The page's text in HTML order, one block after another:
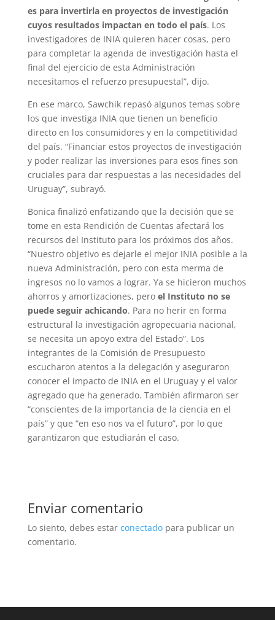
es para invertirla en proyectos de investigación
cuyos resultados impactan en todo el país. Los
investigadores de INIA quieren hacer cosas, pero
para completar la agenda de investigación hasta el
final del ejercicio de esta Administración
necesitamos el refuerzo presupuestal”, dijo.
En ese marco, Sawchik repasó algunos temas sobre
los que investiga INIA que tienen un beneficio
directo en los consumidores y en la competitividad
del país. “Financiar estos proyectos de investigación
y poder realizar las inversiones para esos fines son
cruciales para dar respuestas a las necesidades del
Uruguay”, subrayó.
Bonica finalizó enfatizando que la decisión que se
tome en esta Rendición de Cuentas afectará los
recursos del Instituto para los próximos dos años.
“Nuestro objetivo es dejarle el mejor INIA posible a la
nueva Administración, pero con esta merma de
ingresos no lo vamos a lograr. Ya se hicieron muchos
ahorros y amortizaciones, pero el Instituto no se
puede seguir achicando. Para no herir en forma
estructural la investigación agropecuaria nacional,
se necesita un apoyo extra del Estado”. Los
integrantes de la Comisión de Presupuesto
escucharon atentos a la delegación y aseguraron
conocer el impacto de INIA en el Uruguay y el valor
agregado que ha generado. También afirmaron ser
“conscientes de la importancia de la ciencia en el
país” y que “en eso nos va el futuro”, por lo que
garantizaron que estudiarán el caso.
Enviar comentario
Lo siento, debes estar conectadopara publicar un
comentario.